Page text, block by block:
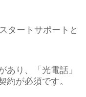
タートサポートと
あり、「光電話」
約が必須です。